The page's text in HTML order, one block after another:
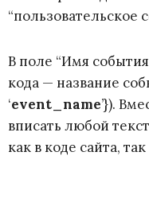
“пользовательское
В поле “Имя
кода — название
‘event_name’}).
вписать любой
как в коде сайта,